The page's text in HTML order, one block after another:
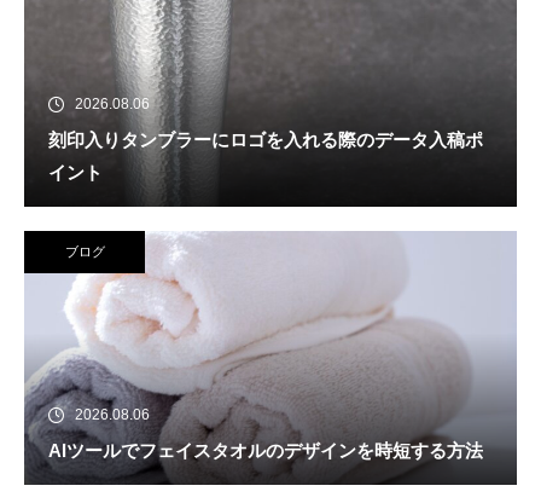
2026.08.06
刻印入りタンブラーにロゴを入れる際のデータ入稿ポ
イント
ブログ
2026.08.06
AIツールでフェイスタオルのデザインを時短する方法